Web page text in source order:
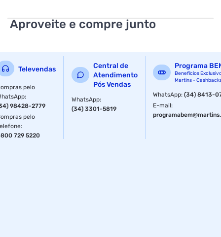
Aproveite e compre junto
Televendas
pelo
:
98428-2779
pelo
:
729 5220
Central de
Atendimento
Pós Vendas
WhatsApp:
(34) 3301-5819
Programa
Benefícios
Martins -
WhatsApp:(34) 8413-
E-mail: